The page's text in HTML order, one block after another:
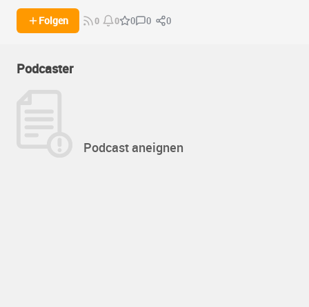
Folgen 0 0 0 0 0
Podcaster
Podcast aneignen